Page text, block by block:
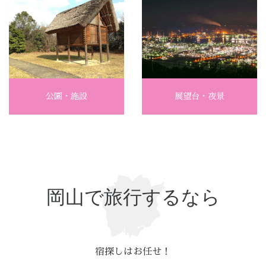
公園・施設 展望台・夜景
岡山で旅行するなら
宿探しはお任せ！